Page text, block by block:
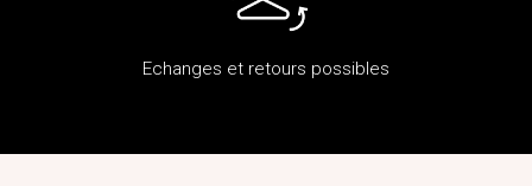
Echanges et retours possibles